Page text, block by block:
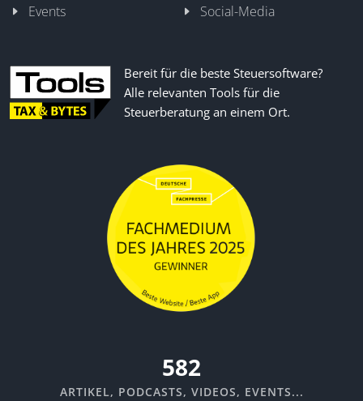
Events
Social-Media
Bereit für die beste Steuersoftware?
Alle relevanten Tools für die
Steuerberatung an einem Ort.
670
ARTIKEL, PODCASTS, VIDEOS, EVENTS...